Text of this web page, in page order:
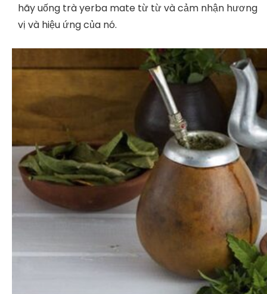
hãy uống trà yerba mate từ từ và cảm nhận hương
vị và hiệu ứng của nó.